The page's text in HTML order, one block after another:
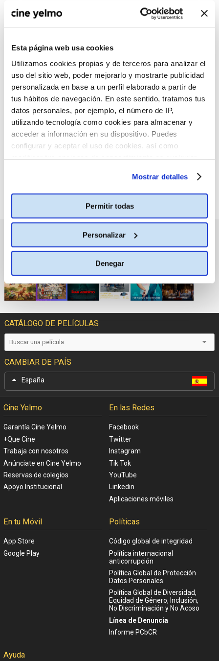
Esta página web usa cookies
Utilizamos cookies propias y de terceros para analizar el
uso del sitio web, poder mejorarlo y mostrarte publicidad
personalizada en base a un perfil elaborado a partir de
tus hábitos de navegación. En este sentido, tratamos tus
datos personales, por ejemplo, el número de IP,
utilizando tecnología como cookies para almacenar y
acceder a información en su dispositivo. Puedes
configurar y aceptar el uso de cookies, así como
modificar tus opciones de consentimiento en cualquier
Mostrar detalles
Permitir todas
Personalizar
Denegar
CONSULTA MÁS HORARIOS
:(
No hay películas con el
criterio de búsqueda
seleccionado.
PRÓXIMOS ESTRENOS
CATÁLOGO DE PELÍCULAS
CAMBIAR DE PAÍS
España
Cine Yelmo
Garantía Cine Yelmo
+Que Cine
Trabaja con nosotros
Anúnciate en Cine Yelmo
Reservas de colegios
Apoyo Institucional
En las Redes
Facebook
Twitter
Instagram
Tik Tok
YouTube
Linkedin
Aplicaciones móviles
En tu Móvil
App Store
Google Play
Políticas
Código global de integridad
Política internacional
anticorrupción
Política Global de Protección
Datos Personales
Política Global de Diversidad,
Equidad de Género, Inclusión,
No Discriminación y No Acoso
Línea de Denuncia
Informe PCbCR
Ayuda